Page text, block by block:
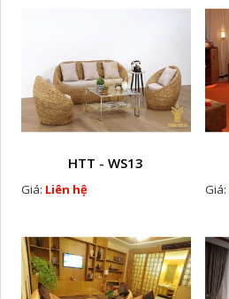
HTT - WS13
Giá: Liên hệ Giá: